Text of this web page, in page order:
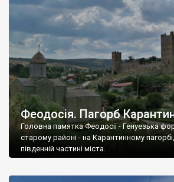
Феодосія. Пагорб
Головна памятка Феодосії - Генуезька
старому районі - на Карантинному
південній частині міста.